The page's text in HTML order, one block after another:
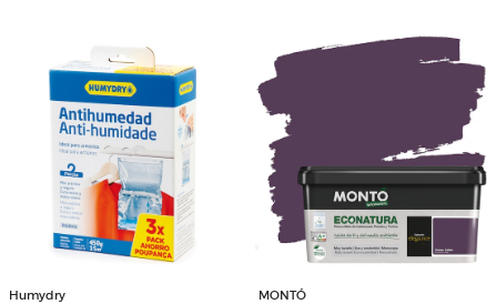
Humydry
MONTÓ